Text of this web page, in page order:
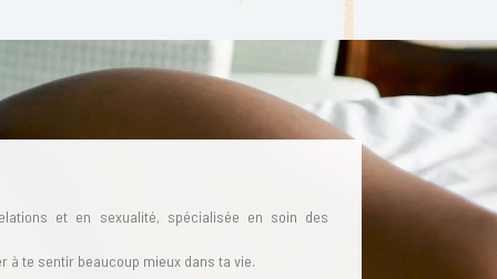
et en sexualité, spécialisée en soin des
à te sentir beaucoup mieux dans ta vie.